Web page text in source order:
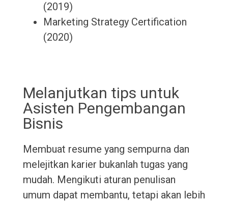
(2019)
Marketing Strategy Certification
(2020)
Melanjutkan tips untuk
Asisten Pengembangan
Bisnis
Membuat resume yang sempurna dan
melejitkan karier bukanlah tugas yang
mudah. Mengikuti aturan penulisan
umum dapat membantu, tetapi akan lebih